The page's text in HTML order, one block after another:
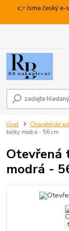
👉 Jsme český e-
Úvod Chovatelské
kočky modrá - 56 cm
Otevřená
modrá -